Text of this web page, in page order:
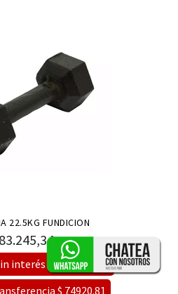
22.5KG FUNDICION
83.245,34
interés de $ 27748.45
$ 74920.81